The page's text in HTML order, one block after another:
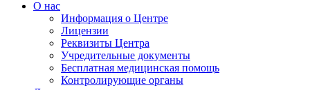
О нас
Информация о Центре
Лицензии
Реквизиты Центра
Учредительные документы
Бесплатная медицинская помощь
Контролирующие органы